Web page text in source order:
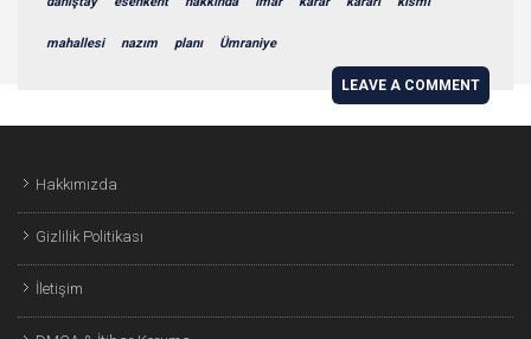
mahallesi nazım planı Ümraniye
LEAVE A COMMENT
Hakkımızda
Gizlilik Politikası
İletişim